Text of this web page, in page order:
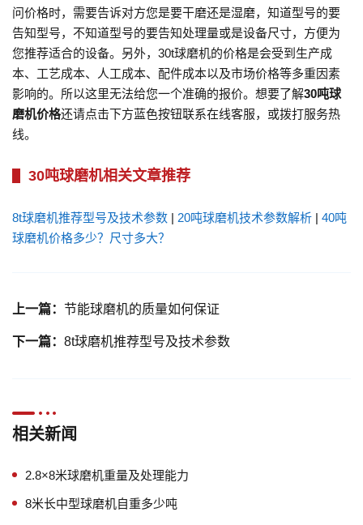
问价格时，需要告诉对方您是要干磨还是湿磨，知道型号的要
告知型号，不知道型号的要告知处理量或是设备尺寸，方便为
您推荐适合的设备。另外，30t球磨机的价格是会受到生产成
本、工艺成本、人工成本、配件成本以及市场价格等多重因素
影响的。所以这里无法给您一个准确的报价。想要了解30吨球
磨机价格还请点击下方蓝色按钮联系在线客服，或拨打服务热
线。
30吨球磨机相关文章推荐
8t球磨机推荐型号及技术参数 | 20吨球磨机技术参数解析 | 40吨
球磨机价格多少？尺寸多大？
上一篇： 节能球磨机的质量如何保证
下一篇： 8t球磨机推荐型号及技术参数
相关新闻
2.8×8米球磨机重量及处理能力
8米长中型球磨机自重多少吨